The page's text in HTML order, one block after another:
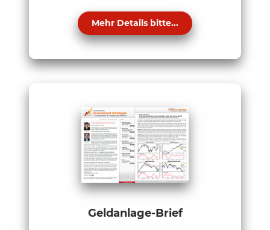
Mehr Details bitte...
Geldanlage-Brief